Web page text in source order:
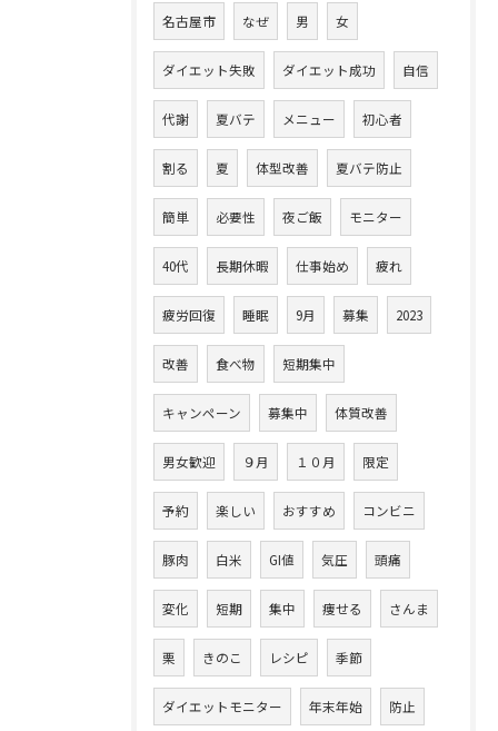
名古屋市 なぜ 男 女
ダイエット失敗 ダイエット成功 自信
代謝 夏バテ メニュー 初心者
割る 夏 体型改善 夏バテ防止
簡単 必要性 夜ご飯 モニター
40代 長期休暇 仕事始め 疲れ
疲労回復 睡眠 9月 募集 2023
改善 食べ物 短期集中
キャンペーン 募集中 体質改善
男女歓迎 ９月 １０月 限定
予約 楽しい おすすめ コンビニ
豚肉 白米 GI値 気圧 頭痛
変化 短期 集中 痩せる さんま
栗 きのこ レシピ 季節
ダイエットモニター 年末年始 防止